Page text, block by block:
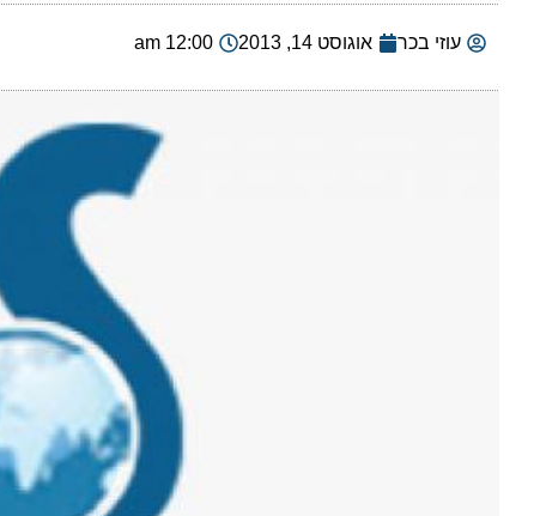
עוזי בכר אוגוסט 14, 2013 12:00 am